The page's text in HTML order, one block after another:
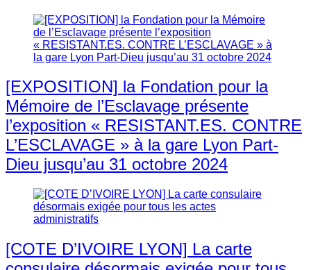
[EXPOSITION] la Fondation pour la
Mémoire de l’Esclavage présente
l’exposition « RESISTANT.ES. CONTRE
L’ESCLAVAGE » à la gare Lyon Part-
Dieu jusqu’au 31 octobre 2024
[COTE D’IVOIRE LYON] La carte